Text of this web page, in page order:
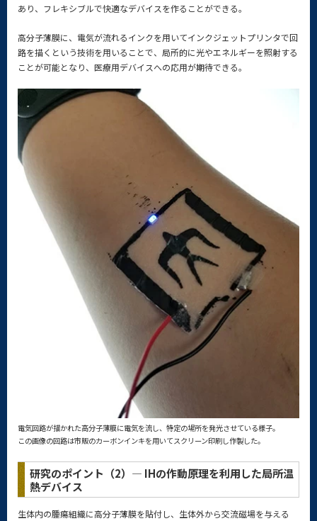
あり、フレキシブルで快適なデバイスを作ることができる。
高分子薄膜に、電気が流れるインクを用いてインクジェットプリンタで回
路を描くという技術を用いることで、局所的に光やエネルギーを照射する
ことが可能となり、医療用デバイスへの応用が期待できる。
電気回路が描かれた高分子薄膜に電気を流し、特定の場所を発光させている様子。
この画像の回路は市販のカーボンインキを用いてスクリーン印刷し作製した。
研究のポイント（2）— IHの作動原理を利用した局所温
熱デバイス
生体内の腫瘍組織に高分子薄膜を貼付し、生体外から交流磁場を与える